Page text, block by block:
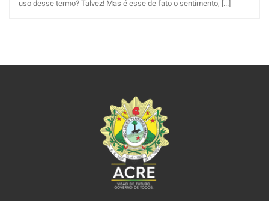
uso desse termo? Talvez! Mas é esse de fato o sentimento, [...]